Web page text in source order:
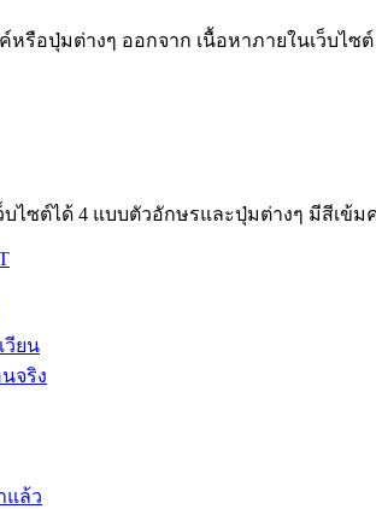
รือปุ่มต่างๆ ออกจาก เนื้อหาภายในเว็บไซ
บไซต์ได้ 4 แบบตัวอักษรและปุ่มต่างๆ มีสีเข้
วียน
จริง
แล้ว